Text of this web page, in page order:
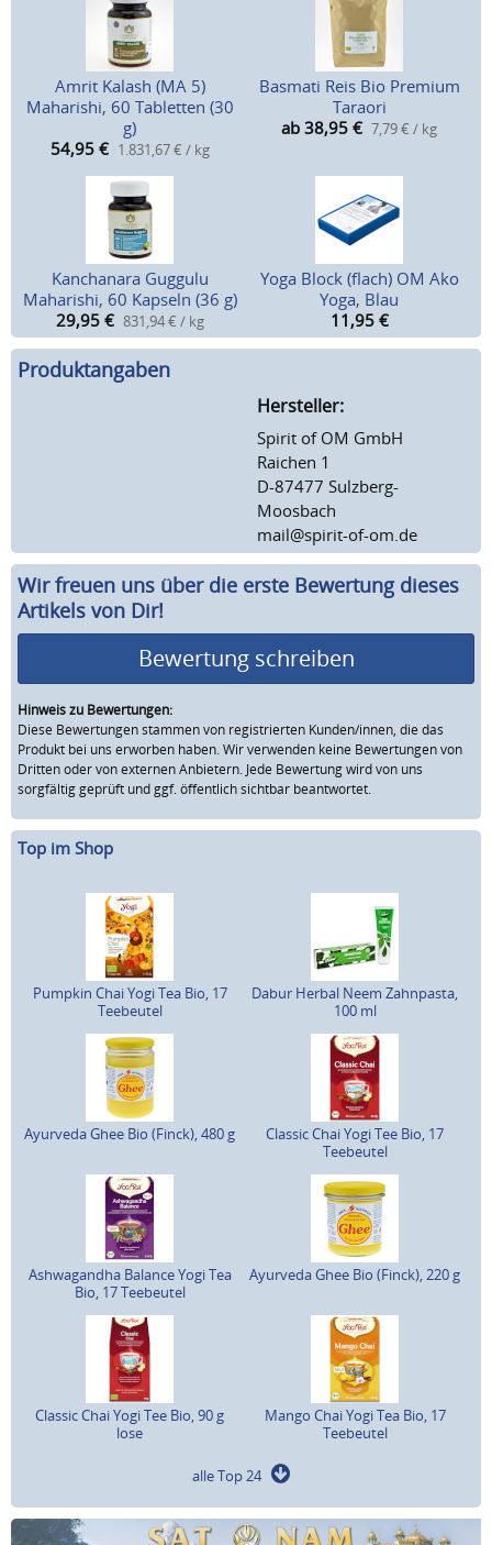
Amrit Kalash (MA 5)
Maharishi, 60 Tabletten (30
g)
54,95 € 1.831,67 € / kg
Basmati Reis Bio Premium
Taraori
ab 38,95 € 7,79 € / kg
Kanchanara Guggulu
Maharishi, 60 Kapseln (36 g)
29,95 € 831,94 € / kg
Yoga Block (flach) OM Ako
Yoga, Blau
11,95 €
Produktangaben
Hersteller:
Spirit of OM GmbH
Raichen 1
D-87477 Sulzberg-
Moosbach
mail@spirit-of-om.de
Wir freuen uns über die erste Bewertung dieses
Artikels von Dir!
Bewertung schreiben
Hinweis zu Bewertungen:
Diese Bewertungen stammen von registrierten Kunden/innen, die das
Produkt bei uns erworben haben. Wir verwenden keine Bewertungen von
Dritten oder von externen Anbietern. Jede Bewertung wird von uns
sorgfältig geprüft und ggf. öffentlich sichtbar beantwortet.
Top im Shop
Pumpkin Chai Yogi Tea Bio, 17
Teebeutel
Dabur Herbal Neem Zahnpasta,
100 ml
Ayurveda Ghee Bio (Finck), 480 g
Classic Chai Yogi Tee Bio, 17
Teebeutel
Ashwagandha Balance Yogi Tea
Bio, 17 Teebeutel
Ayurveda Ghee Bio (Finck), 220 g
Classic Chai Yogi Tee Bio, 90 g
lose
Mango Chai Yogi Tea Bio, 17
Teebeutel
alle Top 24